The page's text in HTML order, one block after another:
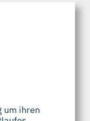
um ihren